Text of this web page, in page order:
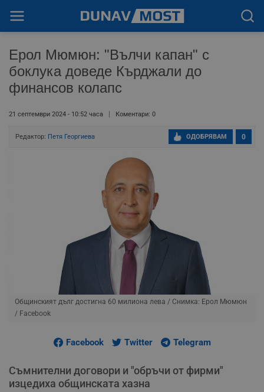
Ерол Мюмюн: "Вълчи капан" с
боклука доведе Кърджали до
финансов колапс
21 септември 2024 - 10:52 часа Коментари: 0
Редактор: Петя Георгиева 0
ОДОБРЯВАМ
Общинският дълг достигна 60 милиона лева / Снимка: Ерол Мюмюн
/ Facebook
Facebook Twitter Telegram
Съмнителни договори и "обръчи от фирми"
изцедиха общинската хазна